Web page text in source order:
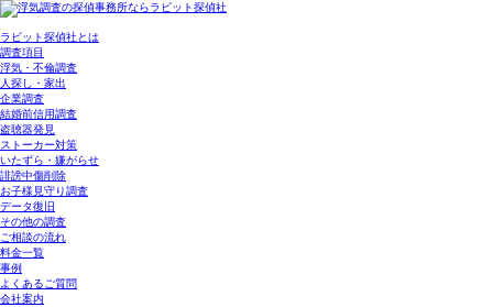
ラビット探偵社とは
調査項目
浮気・不倫調査
人探し・家出
企業調査
結婚前信用調査
盗聴器発見
ストーカー対策
いたずら・嫌がらせ
誹謗中傷削除
お子様見守り調査
データ復旧
その他の調査
ご相談の流れ
料金一覧
事例
よくあるご質問
会社案内